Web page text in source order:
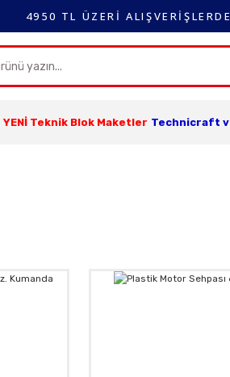
4950 TL ÜZERİ ALIŞVERİŞLERDE
YENİ Teknik Blok Maketler Technicraft